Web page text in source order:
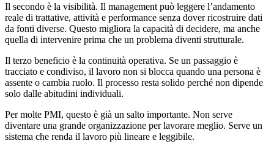
Il secondo è la visibilità. Il management può leggere l’andamento
reale di trattative, attività e performance senza dover ricostruire dati
da fonti diverse. Questo migliora la capacità di decidere, ma anche
quella di intervenire prima che un problema diventi strutturale.
Il terzo beneficio è la continuità operativa. Se un passaggio è
tracciato e condiviso, il lavoro non si blocca quando una persona è
assente o cambia ruolo. Il processo resta solido perché non dipende
solo dalle abitudini individuali.
Per molte PMI, questo è già un salto importante. Non serve
diventare una grande organizzazione per lavorare meglio. Serve un
sistema che renda il lavoro più lineare e leggibile.